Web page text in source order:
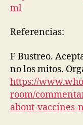
ml
Referencias:
F Bustreo.
no los mitos.
https://
room/
about-vaccines-